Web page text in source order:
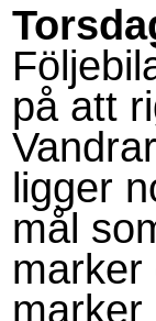
på att
ligger
mål
marker
marker